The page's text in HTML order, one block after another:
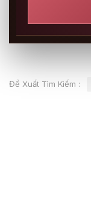
Đề Xuất Tìm Kiếm :